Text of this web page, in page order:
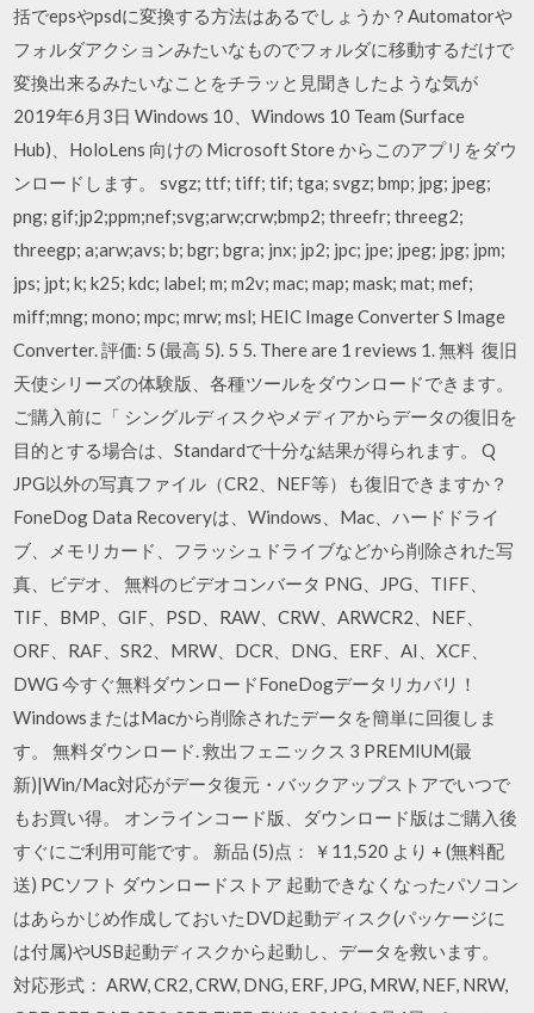
括でepsやpsdに変換する方法はあるでしょうか？Automatorや
フォルダアクションみたいなものでフォルダに移動するだけで
変換出来るみたいなことをチラッと見聞きしたような気が
2019年6月3日 Windows 10、Windows 10 Team (Surface
Hub)、HoloLens 向けの Microsoft Store からこのアプリをダウ
ンロードします。 svgz; ttf; tiff; tif; tga; svgz; bmp; jpg; jpeg;
png; gif;jp2;ppm;nef;svg;arw;crw;bmp2; threefr; threeg2;
threegp; a;arw;avs; b; bgr; bgra; jnx; jp2; jpc; jpe; jpeg; jpg; jpm;
jps; jpt; k; k25; kdc; label; m; m2v; mac; map; mask; mat; mef;
miff;mng; mono; mpc; mrw; msl; HEIC Image Converter S Image
Converter. 評価: 5 (最高 5). 5 5. There are 1 reviews 1. 無料 復旧
天使シリーズの体験版、各種ツールをダウンロードできます。
ご購入前に「 シングルディスクやメディアからデータの復旧を
目的とする場合は、Standardで十分な結果が得られます。 Q
JPG以外の写真ファイル（CR2、NEF等）も復旧できますか？
FoneDog Data Recoveryは、Windows、Mac、ハードドライ
ブ、メモリカード、フラッシュドライブなどから削除された写
真、ビデオ、 無料のビデオコンバータ PNG、JPG、TIFF、
TIF、BMP、GIF、PSD、RAW、CRW、ARWCR2、NEF、
ORF、RAF、SR2、MRW、DCR、DNG、ERF、AI、XCF、
DWG 今すぐ無料ダウンロードFoneDogデータリカバリ！
WindowsまたはMacから削除されたデータを簡単に回復しま
す。 無料ダウンロード. 救出フェニックス 3 PREMIUM(最
新)|Win/Mac対応がデータ復元・バックアップストアでいつで
もお買い得。 オンラインコード版、ダウンロード版はご購入後
すぐにご利用可能です。 新品 (5)点： ￥11,520 より + (無料配
送) PCソフト ダウンロードストア 起動できなくなったパソコン
はあらかじめ作成しておいたDVD起動ディスク(パッケージに
は付属)やUSB起動ディスクから起動し、データを救います。
対応形式： ARW, CR2, CRW, DNG, ERF, JPG, MRW, NEF, NRW,